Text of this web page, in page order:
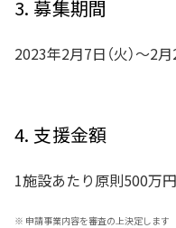
3. 募集期間
2023年2月7日（火）～2月
4. 支援金額
1施設あたり原則500万
※ 申請事業内容を審査の上決定します